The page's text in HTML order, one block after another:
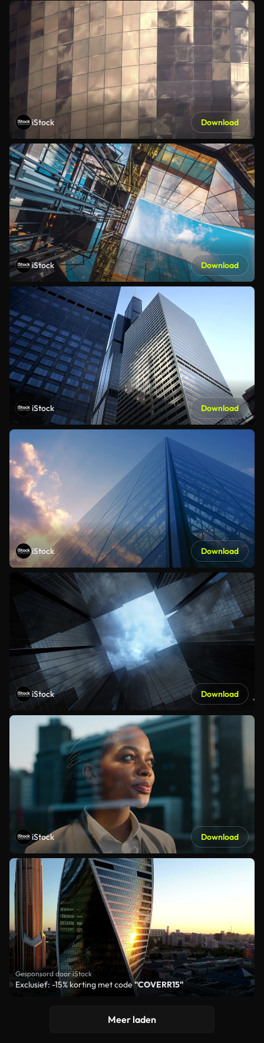
iStock Download
iStock Download
iStock Download
iStock Download
iStock Download
iStock Download
Gesponsord door iStock
Exclusief: -15% korting met code"COVERR15"
Meer laden